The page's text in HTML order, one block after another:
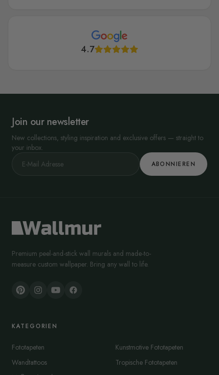
4.7
Join our newsletter
New collections, styling inspiration and exclusive offers — straight to
your inbox.
ABONNIEREN
Premium peel-and-stick wall murals and made-to-
measure custom wallpaper. Bring any wall to life.
KATEGORIEN
Fototapeten
Wandtattoos
Kunstmotive Fototapeten
Tropische Fototapeten